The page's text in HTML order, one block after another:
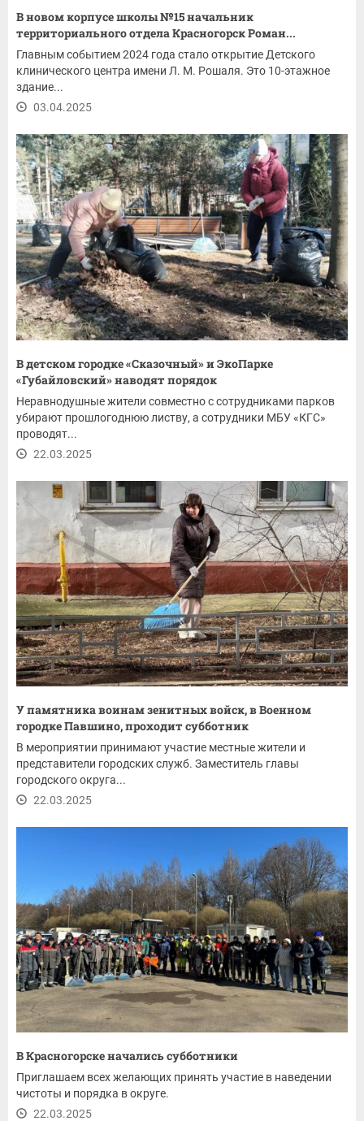
В новом корпусе школы №15 начальник
территориального отдела Красногорск Роман...
Главным событием 2024 года стало открытие Детского
клинического центра имени Л. М. Рошаля. Это 10-этажное
здание...
03.04.2025
В детском городке «Сказочный» и ЭкоПарке
«Губайловский» наводят порядок
Неравнодушные жители совместно с сотрудниками парков
убирают прошлогоднюю листву, а сотрудники МБУ «КГС»
проводят...
22.03.2025
У памятника воинам зенитных войск, в Военном
городке Павшино, проходит субботник
В мероприятии принимают участие местные жители и
представители городских служб. Заместитель главы
городского округа...
22.03.2025
В Красногорске начались субботники
Приглашаем всех желающих принять участие в наведении
чистоты и порядка в округе.
22.03.2025